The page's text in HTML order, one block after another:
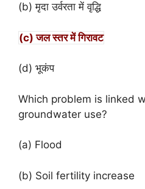
(b) मृदा उर्वरता में वृद्धि
(c) जल स्तर में गिरावट
(d) भूकंप
Which problem is linked
groundwater use?
(a) Flood
(b) Soil fertility increase